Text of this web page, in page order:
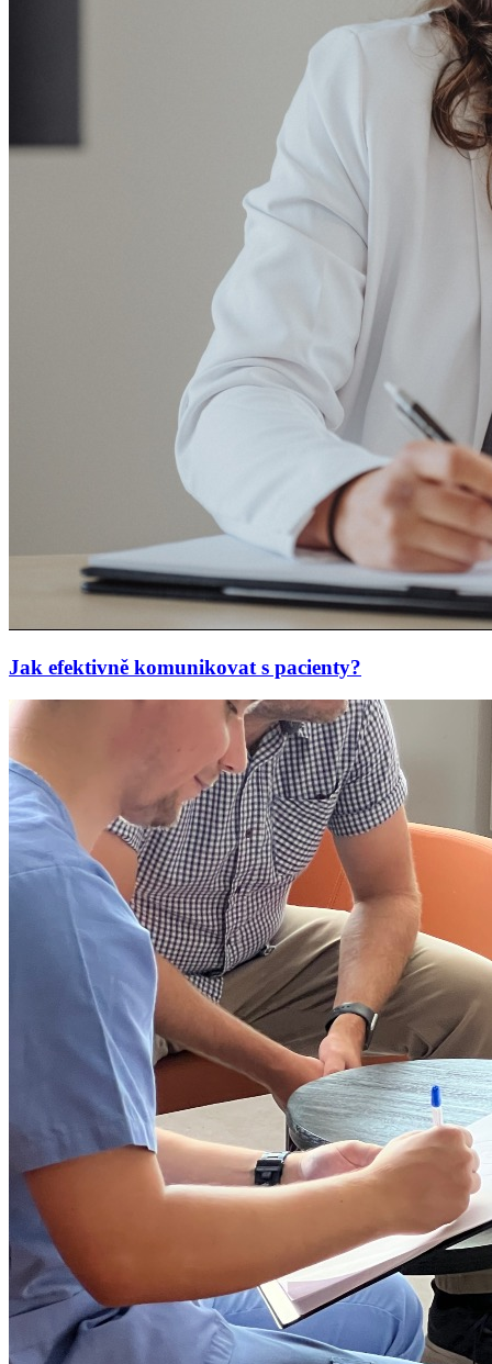
Jak efektivně komunikovat s pacienty?